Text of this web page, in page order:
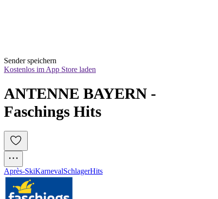
Sender speichern
Kostenlos im App Store laden
ANTENNE BAYERN -
Faschings Hits
Après-SkiKarnevalSchlagerHits